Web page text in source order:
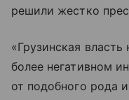
решили жестко
«Грузинская
более негативном
от подобного рода